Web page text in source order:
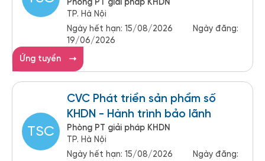
Phòng PT giải pháp KHDN
TP. Hà Nội
Ngày hết hạn: 15/08/2026
Ngày đăng:
19/06/2026
Ứng tuyển
TSC
CVC Phát triển sản phẩm số
KHDN - Hành trình bảo lãnh
Phòng PT giải pháp KHDN
TP. Hà Nội
Ngày hết hạn: 15/08/2026
Ngày đăng: